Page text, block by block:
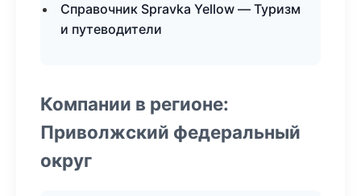
Справочник Spravka Yellow — Туризм
и путеводители
Компании в регионе:
Приволжский федеральный
округ